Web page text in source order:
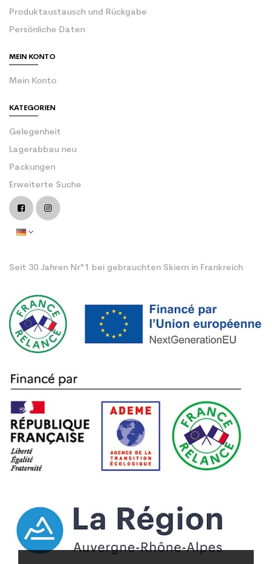
Produktaustausch und Rückgabe
Persönliche Daten
MEIN KONTO
Mein Konto
KATEGORIEN
Gelegenheit
Lagerabbau neu
Packungen
Erweiterte Suche
Seit 30 Jahren Nr°1 bei gebrauchten Skiern in Frankreich